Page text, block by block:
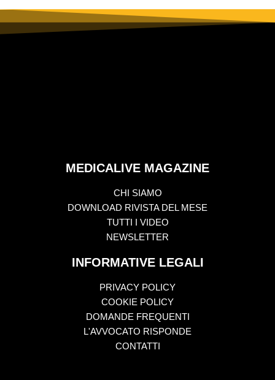
MEDICALIVE MAGAZINE
CHI SIAMO
DOWNLOAD RIVISTA DEL MESE
TUTTI I VIDEO
NEWSLETTER
INFORMATIVE LEGALI
PRIVACY POLICY
COOKIE POLICY
DOMANDE FREQUENTI
L'AVVOCATO RISPONDE
CONTATTI